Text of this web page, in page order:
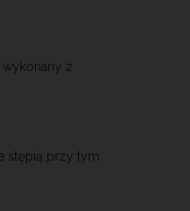
z
stępią przy tym